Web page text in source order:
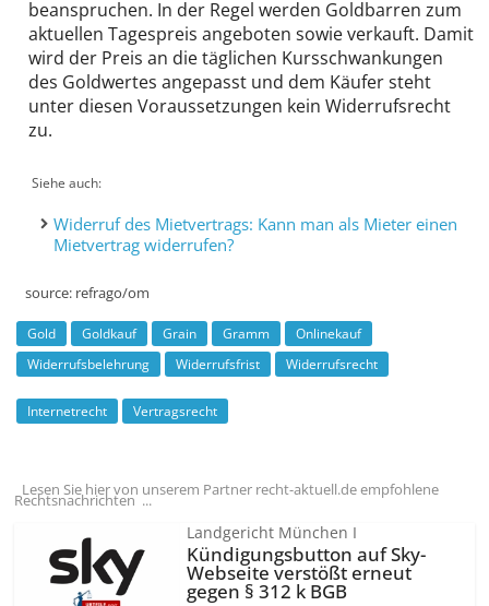
beanspruchen. In der Regel werden Goldbarren zum
aktuellen Tagespreis angeboten sowie verkauft. Damit
wird der Preis an die täglichen Kurs­schwankungen
des Goldwertes angepasst und dem Käufer steht
unter diesen Voraus­setzungen kein Widerrufs­recht
zu.
Siehe auch
Widerruf des Mietvertrags: Kann man als Mieter einen
Mietvertrag widerrufen?
source: refrago/om
Gold Goldkauf Grain Gramm
Onlinekauf
Widerrufsbelehrung
Widerrufsfrist Widerrufsrecht
Internetrecht Vertragsrecht
Lesen Sie hier von unserem Partner recht-aktuell.de empfohlene
Rechtsnachrichten ...
Landgericht München I
Kündigungsbutton auf Sky-
Webseite verstößt erneut
gegen § 312 k BGB